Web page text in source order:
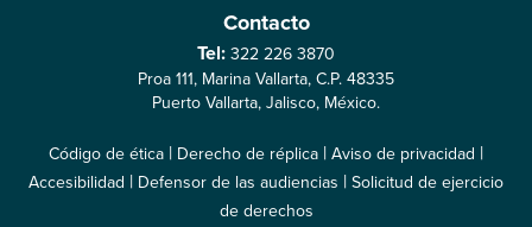
Contacto
Tel:322 226 3870
Proa 111, Marina Vallarta, C.P. 48335
Puerto Vallarta, Jalisco, México.
Código de ética | Derecho de réplica |Aviso de privacidad |
Accesibilidad | Defensor de las audiencias |Solicitud de ejercicio
de derechos